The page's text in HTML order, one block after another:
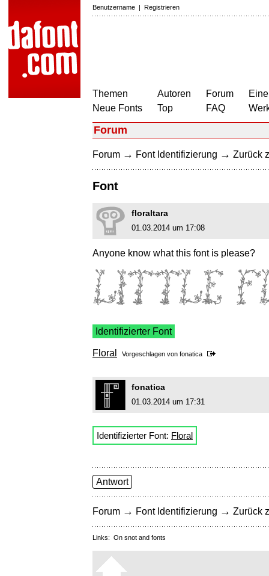
Benutzername | Registrieren
Themen
Neue Fonts
Autoren
Top
Forum
FAQ
Forum
Forum → Font Identifizierung → Zurück
Font
floraltara
01.03.2014 um 17:08
Anyone know what this font is please?
Identifizierter Font
Floral Vorgeschlagen von fonatica
fonatica
01.03.2014 um 17:31
Identifizierter Font: Floral
Antwort
Forum → Font Identifizierung → Zurück
Links: On snot and fonts